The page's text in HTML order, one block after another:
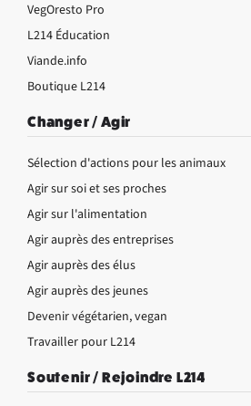
VegOresto Pro
L214 Éducation
Viande.info
Boutique L214
Changer / Agir
Sélection d'actions pour les animaux
Agir sur soi et ses proches
Agir sur l'alimentation
Agir auprès des entreprises
Agir auprès des élus
Agir auprès des jeunes
Devenir végétarien, vegan
Travailler pour L214
Soutenir / Rejoindre L214